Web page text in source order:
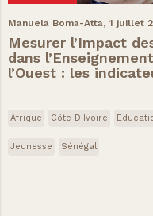
Manuela Boma-Atta, 1 juillet
Mesurer l’Impact
dans
l’Ouest : les
Afrique Côte D'Ivoire
Jeunesse Sénégal